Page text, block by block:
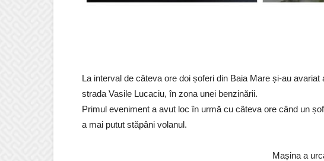
La interval de câteva ore doi șoferi din Baia Mare și-au
strada Vasile Lucaciu, în zona unei benzinării.
Primul eveniment a avut loc în urmă cu câteva ore când un
a mai putut stăpâni volanul.
Mașina a